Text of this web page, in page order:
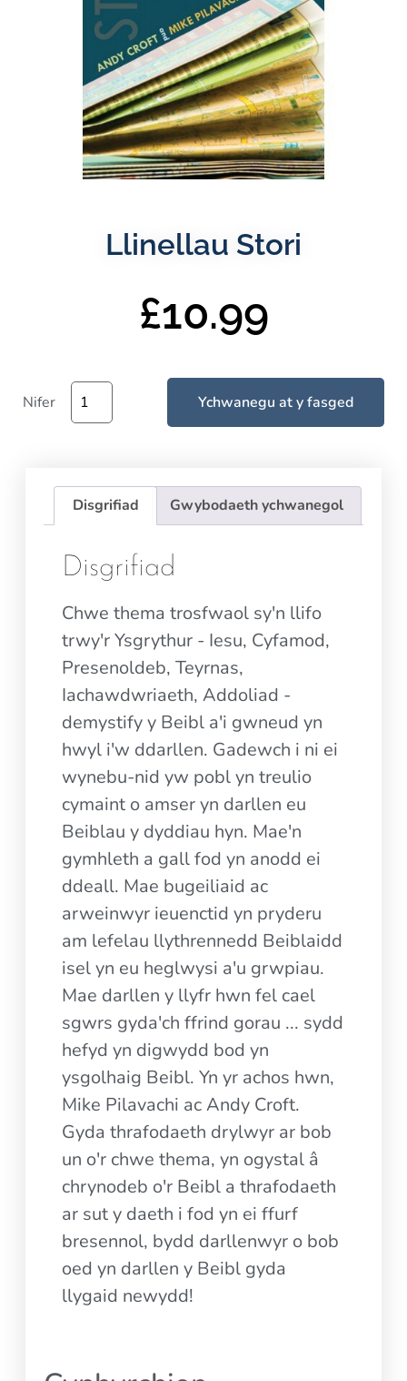
Llinellau Stori
£10.99
Nifer Ychwanegu at y fasged
Disgrifiad Gwybodaeth ychwanegol
Disgrifiad
Chwe thema trosfwaol sy'n llifo
trwy'r Ysgrythur - Iesu, Cyfamod,
Presenoldeb, Teyrnas,
Iachawdwriaeth, Addoliad -
demystify y Beibl a'i gwneud yn
hwyl i'w ddarllen. Gadewch i ni ei
wynebu-nid yw pobl yn treulio
cymaint o amser yn darllen eu
Beiblau y dyddiau hyn. Mae'n
gymhleth a gall fod yn anodd ei
ddeall. Mae bugeiliaid ac
arweinwyr ieuenctid yn pryderu
am lefelau llythrennedd Beiblaidd
isel yn eu heglwysi a'u grwpiau.
Mae darllen y llyfr hwn fel cael
sgwrs gyda'ch ffrind gorau ... sydd
hefyd yn digwydd bod yn
ysgolhaig Beibl. Yn yr achos hwn,
Mike Pilavachi ac Andy Croft.
Gyda thrafodaeth drylwyr ar bob
un o'r chwe thema, yn ogystal â
chrynodeb o'r Beibl a thrafodaeth
ar sut y daeth i fod yn ei ffurf
bresennol, bydd darllenwyr o bob
oed yn darllen y Beibl gyda
llygaid newydd!